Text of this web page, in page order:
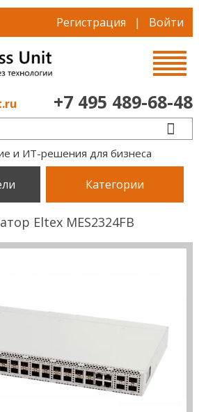
Регистрация | Войти
+7 495 489-68-48
и ИТ-решения для бизнеса
Категории
Eltex MES2324FB